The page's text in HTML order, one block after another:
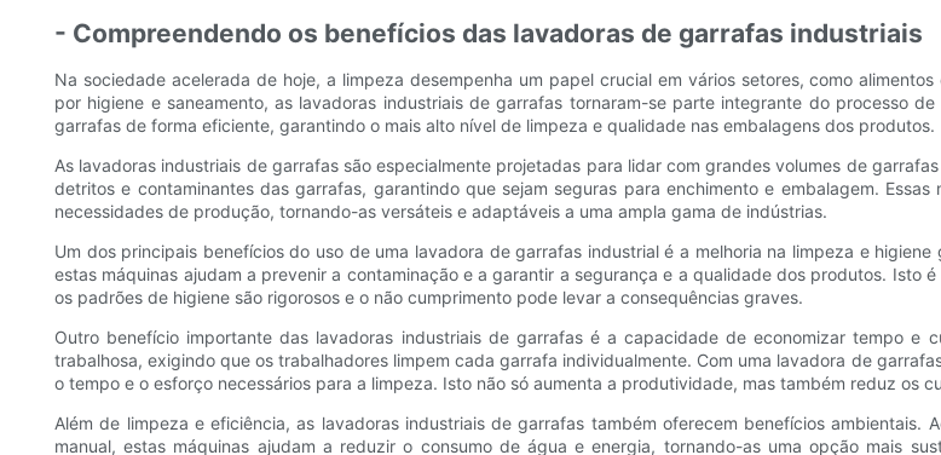
- Compreendendo os benefícios das lavadoras de garrafas industriais
Na sociedade acelerada de hoje, a limpeza desempenha um papel crucial em vários setores, como
por higiene e saneamento, as lavadoras industriais de garrafas tornaram-se parte integrante do processo
garrafas de forma eficiente, garantindo o mais alto nível de limpeza e qualidade nas embalagens dos produtos.
As lavadoras industriais de garrafas são especialmente projetadas para lidar com grandes volumes de
detritos e contaminantes das garrafas, garantindo que sejam seguras para enchimento e embalagem.
necessidades de produção, tornando-as versáteis e adaptáveis ​​a uma ampla gama de indústrias.
Um dos principais benefícios do uso de uma lavadora de garrafas industrial é a melhoria na limpeza e
estas máquinas ajudam a prevenir a contaminação e a garantir a segurança e a qualidade dos produtos. Isto
os padrões de higiene são rigorosos e o não cumprimento pode levar a consequências graves.
Outro benefício importante das lavadoras industriais de garrafas é a capacidade de economizar tempo
trabalhosa, exigindo que os trabalhadores limpem cada garrafa individualmente. Com uma lavadora de
o tempo e o esforço necessários para a limpeza. Isto não só aumenta a produtividade, mas também reduz os
Além de limpeza e eficiência, as lavadoras industriais de garrafas também oferecem benefícios
manual, estas máquinas ajudam a reduzir o consumo de água e energia, tornando-as uma opção mais